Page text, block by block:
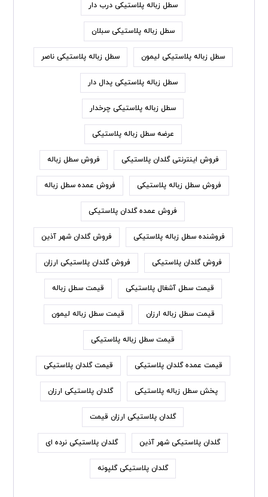
سطل زباله پلاستیکی درب دار
سطل زباله پلاستیکی سبلان
سطل زباله پلاستیکی لیمون سطل زباله پلاستیکی ناصر
سطل زباله پلاستیکی پدال دار
سطل زباله پلاستیکی چرخدار
عرضه سطل زباله پلاستیکی
فروش اینترنتی گلدان پلاستیکی فروش سطل زباله
فروش سطل زباله پلاستیکی فروش عمده سطل زباله
فروش عمده گلدان پلاستیکی
فروشنده سطل زباله پلاستیکی فروش گلدان شهر آذین
فروش گلدان پلاستیکی فروش گلدان پلاستیکی ارزان
قیمت سطل آشغال پلاستیکی قیمت سطل زباله
قیمت سطل زباله ارزان قیمت سطل زباله لیمون
قیمت سطل زباله پلاستیکی
قیمت عمده گلدان پلاستیکی قیمت گلدان پلاستیکی
پخش سطل زباله پلاستیکی گلدان پلاستیکی ارزان
گلدان پلاستیکی ارزان قیمت
گلدان پلاستیکی شهر آذین گلدان پلاستیکی نرده ای
گلدان پلاستیکی گلپونه